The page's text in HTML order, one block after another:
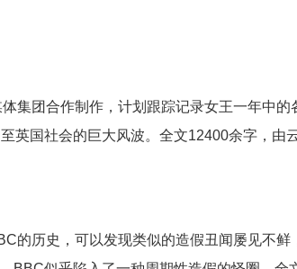
集团合作制作，计划跟踪记录女王一年中
国社会的巨大风波。全文12400余字，由
的历史，可以发现类似的造假丑闻屡见不